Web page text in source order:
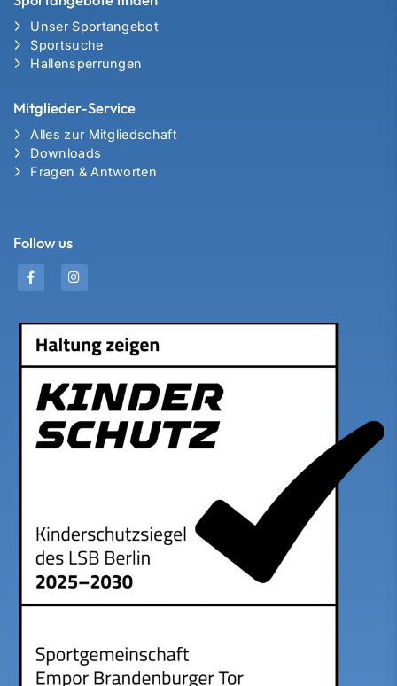
Unser Sportangebot
Sportsuche
Hallensperrungen
Mitglieder-Service
Alles zur Mitgliedschaft
Downloads
Fragen & Antworten
Follow us